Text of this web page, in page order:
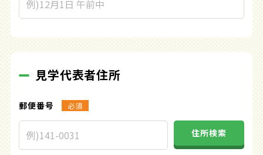
見学代表者住所
郵便番号 必須
住所検索